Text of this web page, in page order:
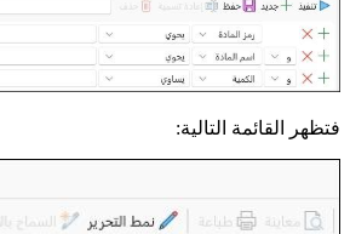
فتظهر القائمة التالية: